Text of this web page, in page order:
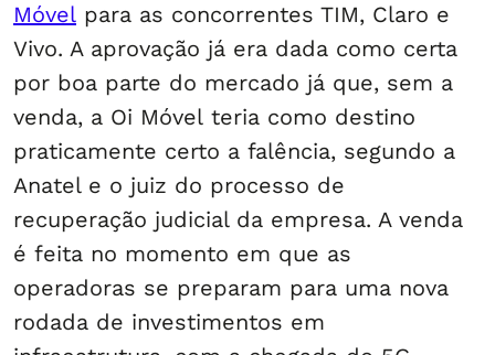
Móvel para as concorrentes TIM, Claro e
Vivo. A aprovação já era dada como certa
por boa parte do mercado já que, sem a
venda, a Oi Móvel teria como destino
praticamente certo a falência, segundo a
Anatel e o juiz do processo de
recuperação judicial da empresa. A venda
é feita no momento em que as
operadoras se preparam para uma nova
rodada de investimentos em